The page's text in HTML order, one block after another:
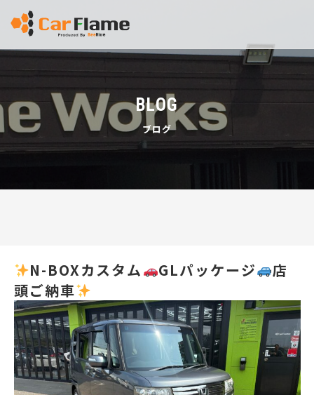
BLOG
ブログ
N-BOXカスタム GLパッケージ
店
頭ご納車